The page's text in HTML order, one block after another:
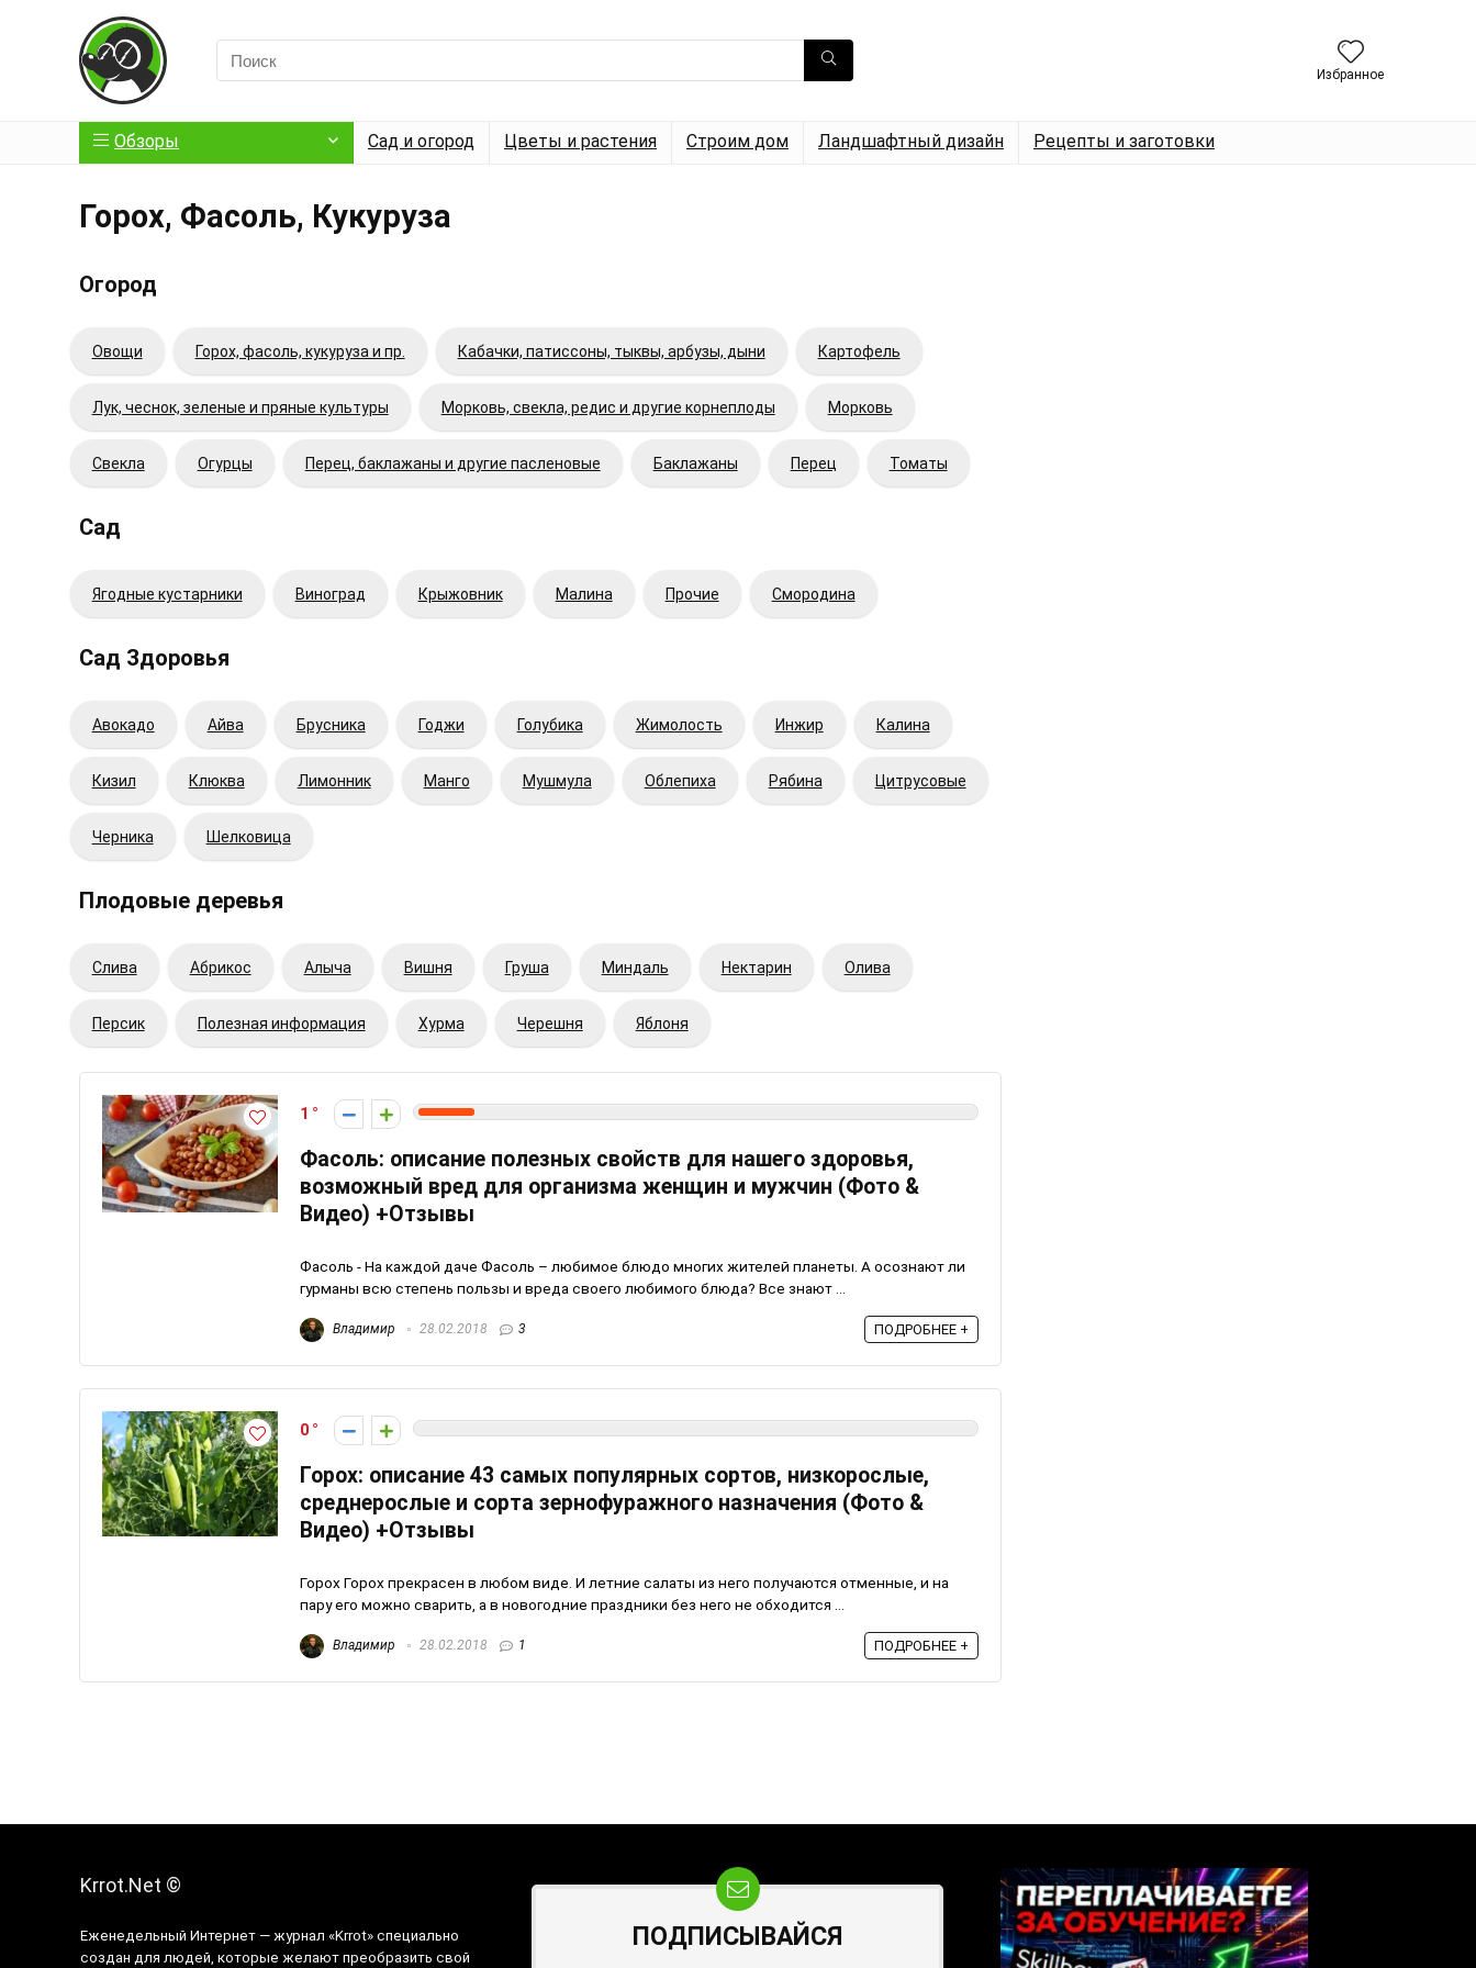
Избранное
Обзоры Сад и огород Цветы и растения Строим дом Ландшафтный дизайн Рецепты и заготовки
Горох, Фасоль, Кукуруза
Огород
Овощи Горох, фасоль, кукуруза и пр. Кабачки, патиссоны, тыквы, арбузы, дыни Картофель
Лук, чеснок, зеленые и пряные культуры Морковь, свекла, редис и другие корнеплоды Морковь
Свекла Огурцы Перец, баклажаны и другие пасленовые Баклажаны Перец Томаты
Сад
Ягодные кустарники Виноград Крыжовник Малина Прочие Смородина
Сад Здоровья
Авокадо Айва Брусника Годжи Голубика Жимолость Инжир Калина
Кизил Клюква Лимонник Манго Мушмула Облепиха Рябина Цитрусовые
Черника Шелковица
Плодовые деревья
Cлива Абрикос Алыча Вишня Груша Миндаль Нектарин Олива
Персик Полезная информация Хурма Черешня Яблоня
1
Фасоль: описание полезных свойств для нашего здоровья,
возможный вред для организма женщин и мужчин (Фото &
Видео) +Отзывы
Фасоль - На каждой даче Фасоль – любимое блюдо многих жителей планеты. А осознают ли
гурманы всю степень пользы и вреда своего любимого блюда? Все знают ...
Владимир 28.02.2018 3 ПОДРОБНЕЕ +
0
Горох: описание 43 самых популярных сортов, низкорослые,
среднерослые и сорта зернофуражного назначения (Фото &
Видео) +Отзывы
Горох Горох прекрасен в любом виде. И летние салаты из него получаются отменные, и на
пару его можно сварить, а в новогодние праздники без него не обходится ...
Владимир 28.02.2018 1 ПОДРОБНЕЕ +
Krrot.Net ©
Еженедельный Интернет — журнал «Krrot» специально
создан для людей, которые желают преобразить свой
ПОДПИСЫВАЙСЯ